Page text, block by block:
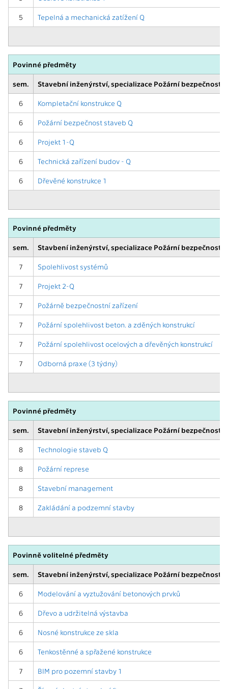
5 Tepelná a mechanická zatížení Q
Povinné předměty
sem. Stavební inženýrství, specializace Požární bezpečnost
6 Kompletační konstrukce Q
6 Požární bezpečnost staveb Q
6 Projekt 1-Q
6 Technická zařízení budov - Q
6 Dřevěné konstrukce 1
Povinné předměty
sem. Stavbení inženýrství, specializace Požární bezpečnost
7 Spolehlivost systémů
7 Projekt 2-Q
7 Požárně bezpečnostní zařízení
7 Požární spolehlivost beton. a zděných konstrukcí
7 Požární spolehlivost ocelových a dřevěných konstrukcí
7 Odborná praxe (3 týdny)
Povinné předměty
sem. Stavební inženýrství, specializace Požární bezpečnost
8 Technologie staveb Q
8 Požární represe
8 Stavební management
8 Zakládání a podzemní stavby
Povinně volitelné předměty
sem. Stavební inženýrství, specializace Požární bezpečnost
6 Modelování a vyztužování betonových prvků
6 Dřevo a udržitelná výstavba
6 Nosné konstrukce ze skla
6 Tenkostěnné a spřažené konstrukce
7 BIM pro pozemní stavby 1